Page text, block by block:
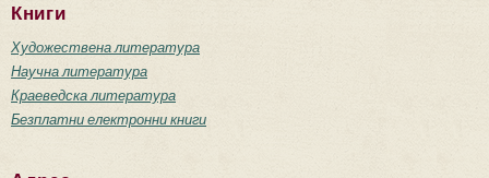
Книги
Художествена литература
Научна литература
Краеведска литература
Безплатни електронни книги